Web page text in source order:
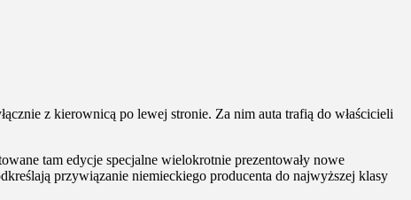
z kierownicą po lewej stronie. Za nim auta trafią do właścicieli
tam edycje specjalne wielokrotnie prezentowały nowe
przywiązanie niemieckiego producenta do najwyższej klasy